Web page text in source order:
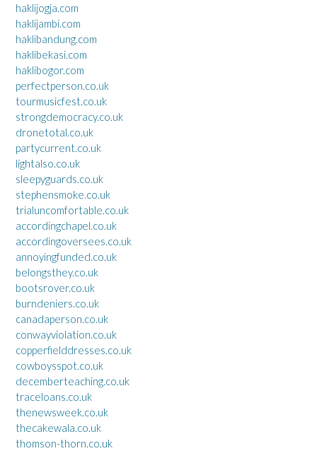
haklijogja.com
haklijambi.com
haklibandung.com
haklibekasi.com
haklibogor.com
perfectperson.co.uk
tourmusicfest.co.uk
strongdemocracy.co.uk
dronetotal.co.uk
partycurrent.co.uk
lightalso.co.uk
sleepyguards.co.uk
stephensmoke.co.uk
trialuncomfortable.co.uk
accordingchapel.co.uk
accordingoversees.co.uk
annoyingfunded.co.uk
belongsthey.co.uk
bootsrover.co.uk
burndeniers.co.uk
canadaperson.co.uk
conwayviolation.co.uk
copperfielddresses.co.uk
cowboysspot.co.uk
decemberteaching.co.uk
traceloans.co.uk
thenewsweek.co.uk
thecakewala.co.uk
thomson-thorn.co.uk